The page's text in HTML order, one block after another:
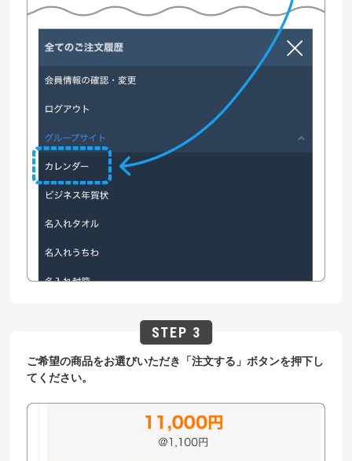
ご希望の商品をお選びいただき「注文する」ボタンを押下し
てください。